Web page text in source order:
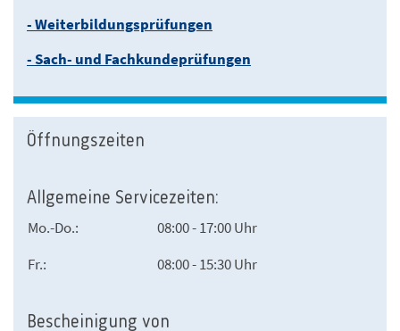
- Weiterbildungsprüfungen
- Sach- und Fachkundeprüfungen
Öffnungszeiten
Allgemeine Servicezeiten:
Mo.-Do.:
08:00 - 17:00 Uhr
Fr.:
08:00 - 15:30 Uhr
Bescheinigung von